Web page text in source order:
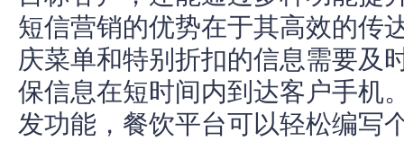
短信营销的优势在于其高效的传
庆菜单和特别折扣的信息需要及
保信息在短时间内到达客户手机
发功能，餐饮平台可以轻松编写